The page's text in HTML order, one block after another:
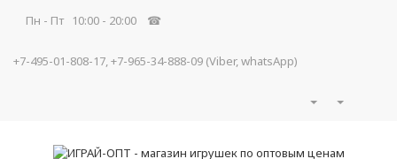
Пн - Пт 10:00 - 20:00 ☎
+7-495-01-808-17, +7-965-34-888-09 (Viber, whatsApp)